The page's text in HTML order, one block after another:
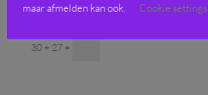
30 + 27 =
maar afmelden kan ook.
Cookie settings